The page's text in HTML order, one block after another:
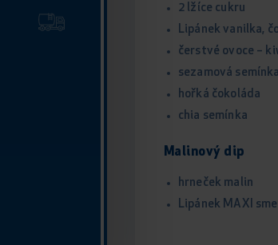
2 lžíce cukru
Lipánek vanilka,
čerstvé ovoce –
sezamová semínka
hořká čokoláda
chia semínka
Malinový dip
hrneček malin
Lipánek MAXI